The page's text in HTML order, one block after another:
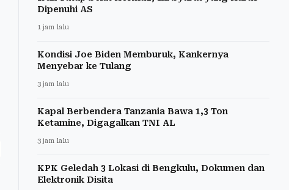
Dipenuhi AS
1 jam lalu
Kondisi Joe Biden Memburuk, Kankernya
Menyebar ke Tulang
3 jam lalu
Kapal Berbendera Tanzania Bawa 1,3 Ton
Ketamine, Digagalkan TNI AL
3 jam lalu
KPK Geledah 3 Lokasi di Bengkulu, Dokumen dan
Elektronik Disita